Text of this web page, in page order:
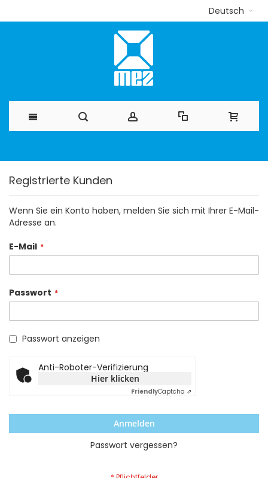
Deutsch
Inhalt
Registrierte Kunden
Wenn Sie ein Konto haben, melden Sie sich mit Ihrer E-Mail-
Adresse an.
E-Mail
Passwort
Passwort anzeigen
Anti-Roboter-Verifizierung
Hier klicken
FriendlyCaptcha ⇗
Anmelden
Passwort vergessen?